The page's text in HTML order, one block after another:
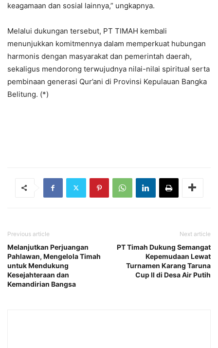
keagamaan dan sosial lainnya,” ungkapnya.
Melalui dukungan tersebut, PT TIMAH kembali
menunjukkan komitmennya dalam memperkuat hubungan
harmonis dengan masyarakat dan pemerintah daerah,
sekaligus mendorong terwujudnya nilai-nilai spiritual serta
pembinaan generasi Qur’ani di Provinsi Kepulauan Bangka
Belitung. (*)
Previous article
Melanjutkan Perjuangan
Pahlawan, Mengelola Timah
untuk Mendukung
Kesejahteraan dan
Kemandirian Bangsa
Next article
PT Timah Dukung Semangat
Kepemudaan Lewat
Turnamen Karang Taruna
Cup II di Desa Air Putih